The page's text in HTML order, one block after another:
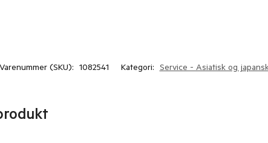
Varenummer (SKU): 1082541 Kategori: Service - Asiatisk og